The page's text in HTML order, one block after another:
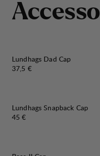
Accesso
Lundhags Dad Cap
Preis:
37,5 €
Lundhags Snapback Cap
Preis:
45 €